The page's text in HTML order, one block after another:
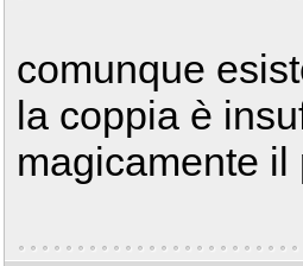
comunque
la coppia è
magicamente